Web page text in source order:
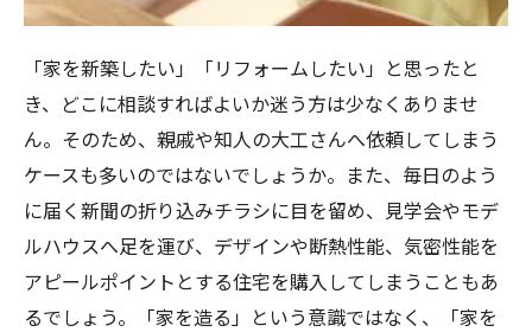
「家を新築したい」「リフォームしたい」と思ったと
き、どこに相談すればよいか迷う方は少なくありませ
ん。そのため、親戚や知人の大工さんへ依頼してしまう
ケースも多いのではないでしょうか。また、毎日のよう
に届く新聞の折り込みチラシに目を留め、見学会やモデ
ルハウスへ足を運び、デザインや断熱性能、気密性能を
アピールポイントとする住宅を購入してしまうこともあ
るでしょう。「家を造る」という意識ではなく、「家を